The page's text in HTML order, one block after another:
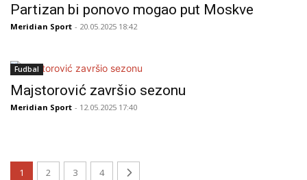
Partizan bi ponovo mogao put Moskve
Meridian Sport - 20.05.2025 18:42
Fudbal
Majstorović završio sezonu
Meridian Sport - 12.05.2025 17:40
1 2 3 4